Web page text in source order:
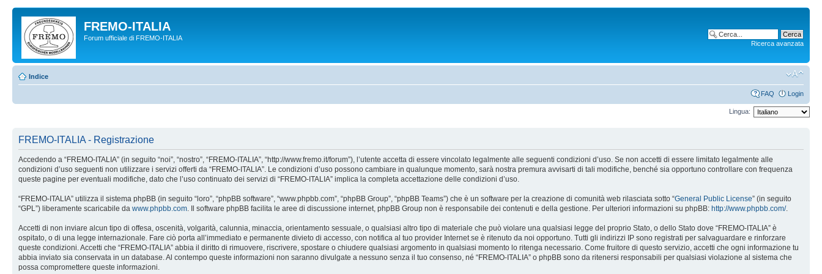
FREMO-ITALIA
Forum ufficiale di FREMO-ITALIA
Ricerca avanzata
Indice
FAQ Login
Lingua:
FREMO-ITALIA - Registrazione
Accedendo a “FREMO-ITALIA” (in seguito “noi”, “nostro”, “FREMO-ITALIA”, “http://www.fremo.it/forum”), l’utente accetta di essere vincolato legalmente alle seguenti condizioni d’uso. Se non accetti di essere limitato legalmente alle
condizioni d’uso seguenti non utilizzare i servizi offerti da “FREMO-ITALIA”. Le condizioni d’uso possono cambiare in qualunque momento, sarà nostra premura avvisarti di tali modifiche, benché sia opportuno controllare con frequenza
queste pagine per eventuali modifiche, dato che l’uso continuato dei servizi di “FREMO-ITALIA” implica la completa accettazione delle condizioni d’uso.
“FREMO-ITALIA” utilizza il sistema phpBB (in seguito “loro”, “phpBB software”, “www.phpbb.com”, “phpBB Group”, “phpBB Teams”) che è un software per la creazione di comunità web rilasciata sotto “General Public License” (in seguito
“GPL”) liberamente scaricabile da www.phpbb.com . Il software phpBB facilita le aree di discussione internet, phpBB Group non è responsabile dei contenuti e della gestione. Per ulteriori informazioni su phpBB: http://www.phpbb.com/.
Accetti di non inviare alcun tipo di offesa, oscenità, volgarità, calunnia, minaccia, orientamento sessuale, o qualsiasi altro tipo di materiale che può violare una qualsiasi legge del proprio Stato, o dello Stato dove “FREMO-ITALIA” è
ospitato, o di una legge internazionale. Fare ciò porta all’immediato e permanente divieto di accesso, con notifica al tuo provider Internet se è ritenuto da noi opportuno. Tutti gli indirizzi IP sono registrati per salvaguardare e rinforzare
queste condizioni. Accetti che “FREMO-ITALIA” abbia il diritto di rimuovere, riscrivere, spostare o chiudere qualsiasi argomento in qualsiasi momento lo ritenga necessario. Come fruitore di questo servizio, accetti che ogni informazione tu
abbia inviato sia conservata in un database. Al contempo queste informazioni non saranno divulgate a nessuno senza il tuo consenso, né “FREMO-ITALIA” o phpBB sono da ritenersi responsabili per qualsiasi violazione al sistema che
possa compromettere queste informazioni.